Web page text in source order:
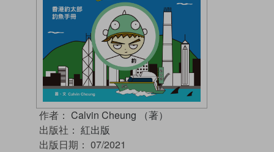
作者： Calvin Cheung （著）
出版社： 紅出版
出版日期： 07/2021